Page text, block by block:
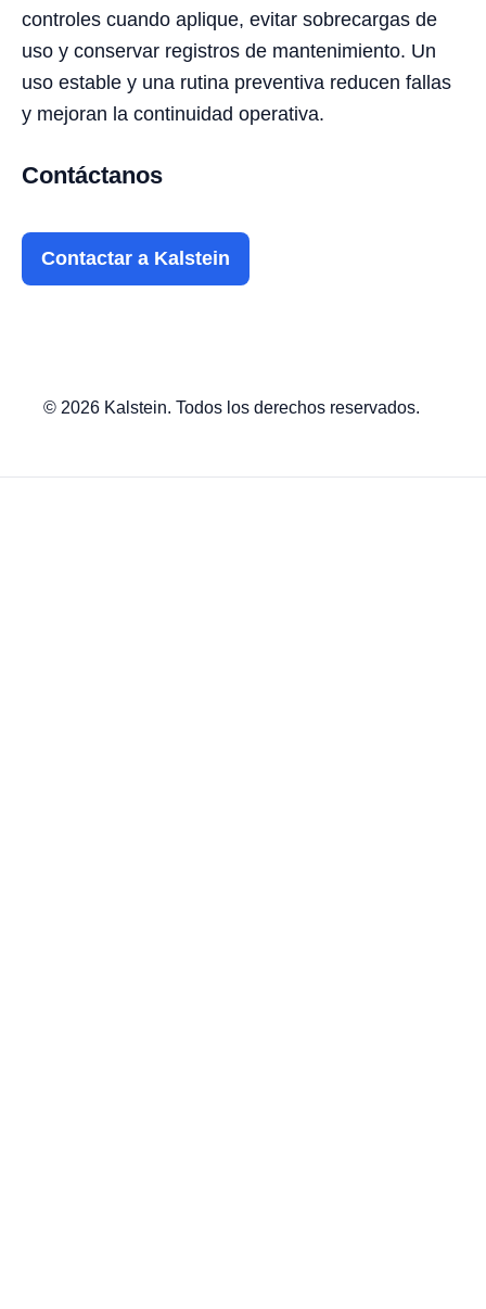
controles cuando aplique, evitar sobrecargas de
uso y conservar registros de mantenimiento. Un
uso estable y una rutina preventiva reducen fallas
y mejoran la continuidad operativa.
Contáctanos
Contactar a Kalstein
© 2026 Kalstein. Todos los derechos reservados.